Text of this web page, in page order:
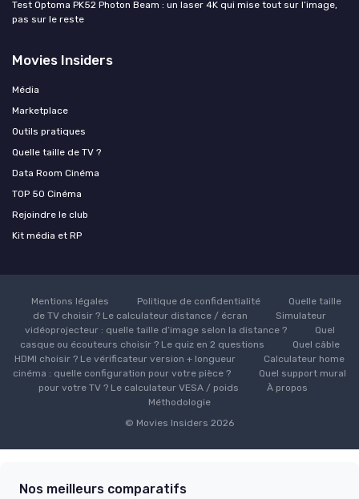
Test Optoma PK52 Photon Beam : un laser 4K qui mise tout sur l’image,
pas sur le reste
Movies Insiders
Média
Marketplace
Outils pratiques
Quelle taille de TV ?
Data Room Cinéma
TOP 50 Cinéma
Rejoindre le club
Kit média et RP
Mentions légales Politique de confidentialité
Quelle taille
de TV choisir ? Le calculateur distance / écran
Simulateur
vidéoprojecteur : quelle taille d’image selon la distance ?
Quel
casque ou écouteurs choisir ? Le quiz en 2 questions
Quel câble
HDMI choisir ? Le vérificateur version + longueur
Calculateur home
cinéma : quelle configuration pour votre pièce ?
Quel support mural
pour votre TV ? Le calculateur VESA / poids
À propos
Méthodologie
© Movies Insiders 2026
Nos meilleurs comparatifs